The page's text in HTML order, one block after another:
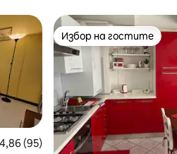
оценка: 4,86 от 5, 95 отзива
4,86 (95)
Избор на гостите
Избор на гостите